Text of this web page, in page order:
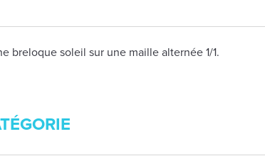
breloque soleil sur une maille alternée 1/1.